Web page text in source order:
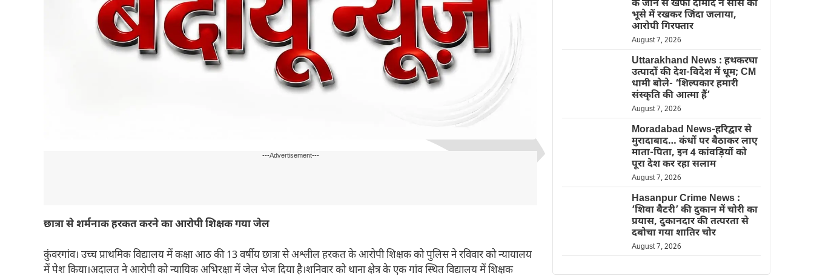
---Advertisement---
छात्रा से शर्मनाक हरकत करने का आरोपी शिक्षक गया जेल
कुंवरगांव। उच्च प्राथमिक विद्यालय में कक्षा आठ की 13 वर्षीय छात्रा से अश्लील हरकत के आरोपी शिक्षक को पुलिस ने रविवार को न्यायालय
में पेश किया।अदालत ने आरोपी को न्यायिक अभिरक्षा में जेल भेज दिया है।शनिवार को थाना क्षेत्र के एक गांव स्थित विद्यालय में शिक्षक
के जाने से खफा दामाद ने सास को
भूसे में रखकर जिंदा जलाया,
आरोपी गिरफ्तार
August 7, 2026
Uttarakhand News : हथकरघा
उत्पादों की देश-विदेश में धूम; CM
धामी बोले- ‘शिल्पकार हमारी
संस्कृति की आत्मा हैं’
August 7, 2026
Moradabad News-हरिद्वार से
मुरादाबाद… कंधों पर बैठाकर लाए
माता-पिता, इन 4 कांवड़ियों को
पूरा देश कर रहा सलाम
August 7, 2026
Hasanpur Crime News :
‘शिवा बैटरी’ की दुकान में चोरी का
प्रयास, दुकानदार की तत्परता से
दबोचा गया शातिर चोर
August 7, 2026